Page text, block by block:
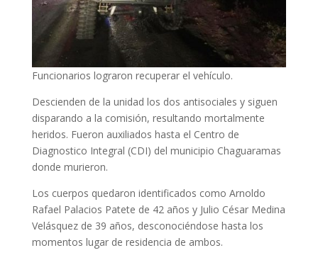
Funcionarios lograron recuperar el vehículo.
Descienden de la unidad los dos antisociales y siguen
disparando a la comisión, resultando mortalmente
heridos. Fueron auxiliados hasta el Centro de
Diagnostico Integral (CDI) del municipio Chaguaramas
donde murieron.
Los cuerpos quedaron identificados como Arnoldo
Rafael Palacios Patete de 42 años y Julio César Medina
Velásquez de 39 años, desconociéndose hasta los
momentos lugar de residencia de ambos.